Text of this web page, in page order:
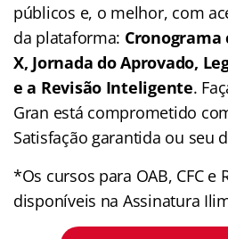
públicos e, o melhor, com
da plataforma: Cronograma
X, Jornada do Aprovado,
e a Revisão Inteligente.
Gran está comprometido
Satisfação garantida ou seu
*Os cursos para OAB, CFC e
disponíveis na Assinatura